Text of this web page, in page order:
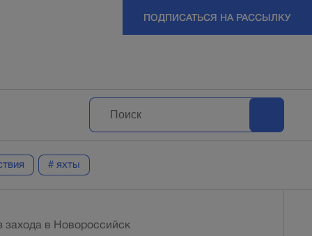
ПОДПИСАТЬСЯ НА РАССЫЛКУ
# яхты
захода в Новороссийск